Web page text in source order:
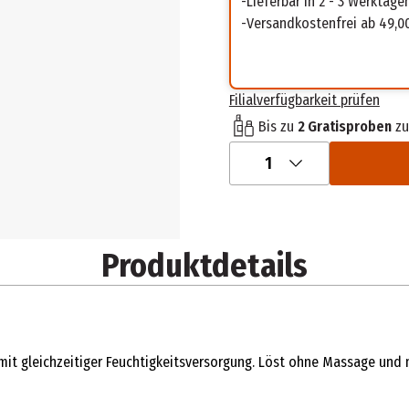
Versandkostenfrei ab
Filialverfügbarkeit prüfen
Bis zu 2 Gratisprobenzu
1
Produktdetails
Feuchtigkeitsversorgung. Löst ohne Massage und